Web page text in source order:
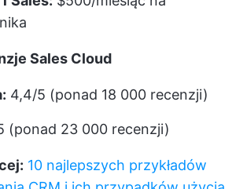
Sales Cloud
4,4/5 (ponad 18 000 recenzji)
(ponad 23 000 recenzji)
10 najlepszych przykładów